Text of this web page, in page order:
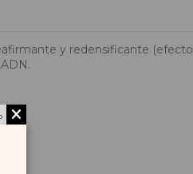
y redensificante (efecto